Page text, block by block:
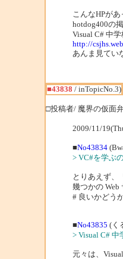
こんなHPがあ
hotdog400の
Visual C# 中学
http://
あんま見てい
■43838 / inTopicNo.3)
□投稿者/ 魔界の仮面
2009/11/
■No43834
> VC#を学ぶ
とりあえず、
幾つかの Web
# 良いかどう
■No43835 (く
> Visual C# 中
元々は、